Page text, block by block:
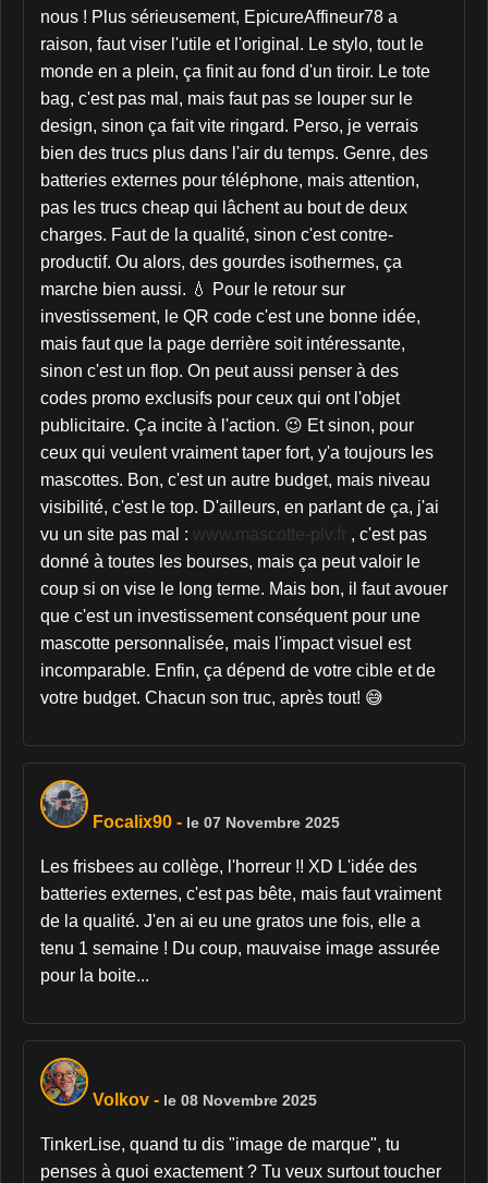
nous ! Plus sérieusement, EpicureAffineur78 a
raison, faut viser l'utile et l'original. Le stylo, tout le
monde en a plein, ça finit au fond d'un tiroir. Le tote
bag, c'est pas mal, mais faut pas se louper sur le
design, sinon ça fait vite ringard. Perso, je verrais
bien des trucs plus dans l'air du temps. Genre, des
batteries externes pour téléphone, mais attention,
pas les trucs cheap qui lâchent au bout de deux
charges. Faut de la qualité, sinon c'est contre-
productif. Ou alors, des gourdes isothermes, ça
marche bien aussi. 💧 Pour le retour sur
investissement, le QR code c'est une bonne idée,
mais faut que la page derrière soit intéressante,
sinon c'est un flop. On peut aussi penser à des
codes promo exclusifs pour ceux qui ont l'objet
publicitaire. Ça incite à l'action. 😉 Et sinon, pour
ceux qui veulent vraiment taper fort, y'a toujours les
mascottes. Bon, c'est un autre budget, mais niveau
visibilité, c'est le top. D'ailleurs, en parlant de ça, j'ai
vu un site pas mal : www.mascotte-plv.fr , c'est pas
donné à toutes les bourses, mais ça peut valoir le
coup si on vise le long terme. Mais bon, il faut avouer
que c'est un investissement conséquent pour une
mascotte personnalisée, mais l'impact visuel est
incomparable. Enfin, ça dépend de votre cible et de
votre budget. Chacun son truc, après tout! 😅
Focalix90 - le 07 Novembre 2025
Les frisbees au collège, l'horreur !! XD L'idée des
batteries externes, c'est pas bête, mais faut vraiment
de la qualité. J'en ai eu une gratos une fois, elle a
tenu 1 semaine ! Du coup, mauvaise image assurée
pour la boite...
Volkov - le 08 Novembre 2025
TinkerLise, quand tu dis "image de marque", tu
penses à quoi exactement ? Tu veux surtout toucher